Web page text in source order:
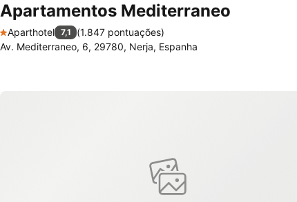
Apartamentos Mediterraneo
1 Estrelas
Aparthotel 7,1 (1.847 pontuações)
Av. Mediterraneo, 6, 29780, Nerja, Espanha